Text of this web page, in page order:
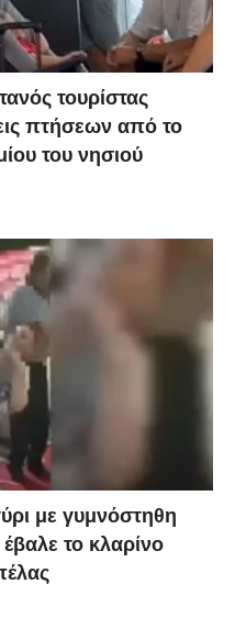
τουρίστας
πτήσεων από το
του νησιού
με γυμνόστηθη
το κλαρίνο